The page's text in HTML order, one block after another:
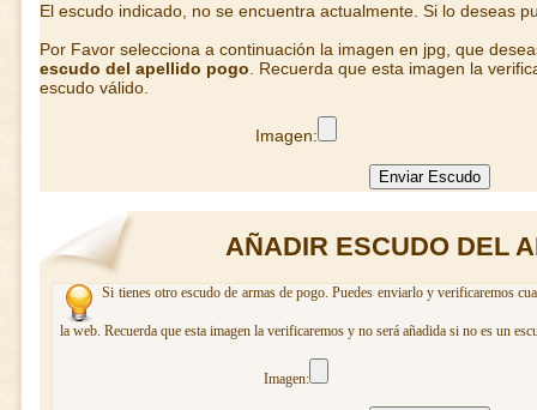
El escudo indicado, no se encuentra actualmente. Si lo deseas
Por Favor selecciona a continuación la imagen en jpg, que
escudo del apellido pogo . Recuerda que esta imagen la
escudo válido.
Imagen:
AÑADIR ESCUDO DEL
Si tienes otro escudo de armas de pogo. Puedes enviarlo y verificaremos
la web. Recuerda que esta imagen la verificaremos y no será añadida si no es un
Imagen: